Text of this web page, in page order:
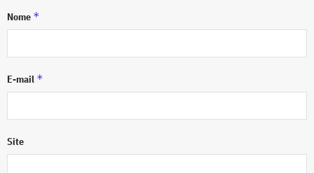
Nome *
E-mail *
Site